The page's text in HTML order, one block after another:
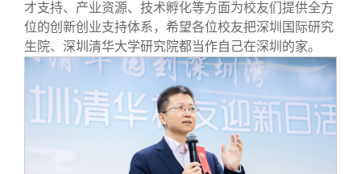
才支持、产业资源、技术孵化等方面为校友们提供全方
位的创新创业支持体系，希望各位校友把深圳国际研究
生院、深圳清华大学研究院都当作自己在深圳的家。